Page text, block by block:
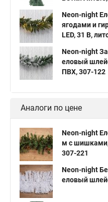
Neon-night
ягодами и
LED, 31 В,
Neon-night
еловый
ПВХ, 307-122
Аналоги по цене
Neon-night
м с
307-221
Neon-night
еловый